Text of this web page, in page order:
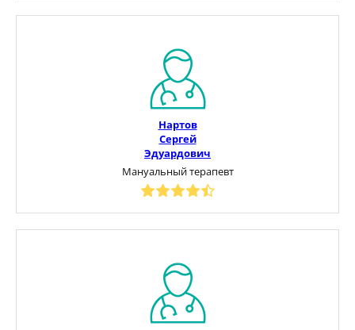
Нартов
Сергей
Эдуардович
Мануальный терапевт